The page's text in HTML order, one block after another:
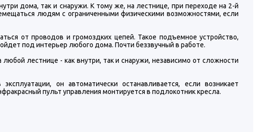
дома, так и снаружи. К тому же, на лестнице, при переходе на 2-й
людям с ограниченными физическими возможностями, если
от проводов и громоздких цепей. Такое подъемное устройство,
под интерьер любого дома. Почти беззвучный в работе.
лестнице - как внутри, так и снаружи, независимо от сложности
он автоматически останавливается, если возникает
пульт управления монтируется в подлокотник кресла.